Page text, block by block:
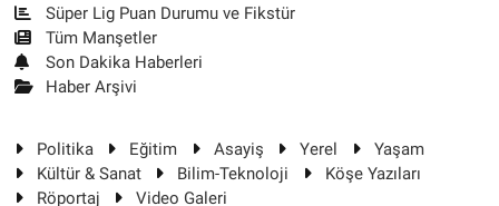
Süper Lig Puan Durumu ve Fikstür
Tüm Manşetler
Son Dakika Haberleri
Haber Arşivi
Politika Eğitim Asayiş Yerel
Yaşam
Kültür & Sanat
Bilim-Teknoloji
Köşe Yazıları
Röportaj
Video Galeri